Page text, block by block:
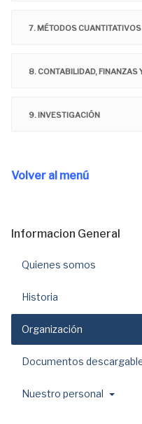
7. MÉTODOS CUANTITATIVOS
8. CONTABILIDAD, FINANZAS
9. INVESTIGACIÓN
Volver al menú
Informacion General
Quienes somos
Historia
Organización
Documentos
Nuestro personal